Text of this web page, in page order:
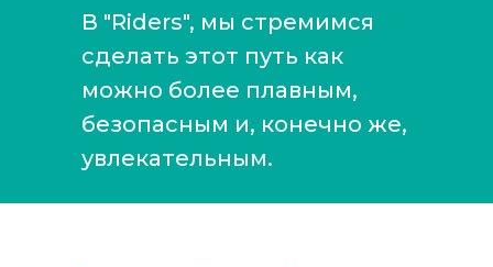
В "Riders", мы стремимся
сделать этот путь как
можно более плавным,
безопасным и, конечно же,
увлекательным.